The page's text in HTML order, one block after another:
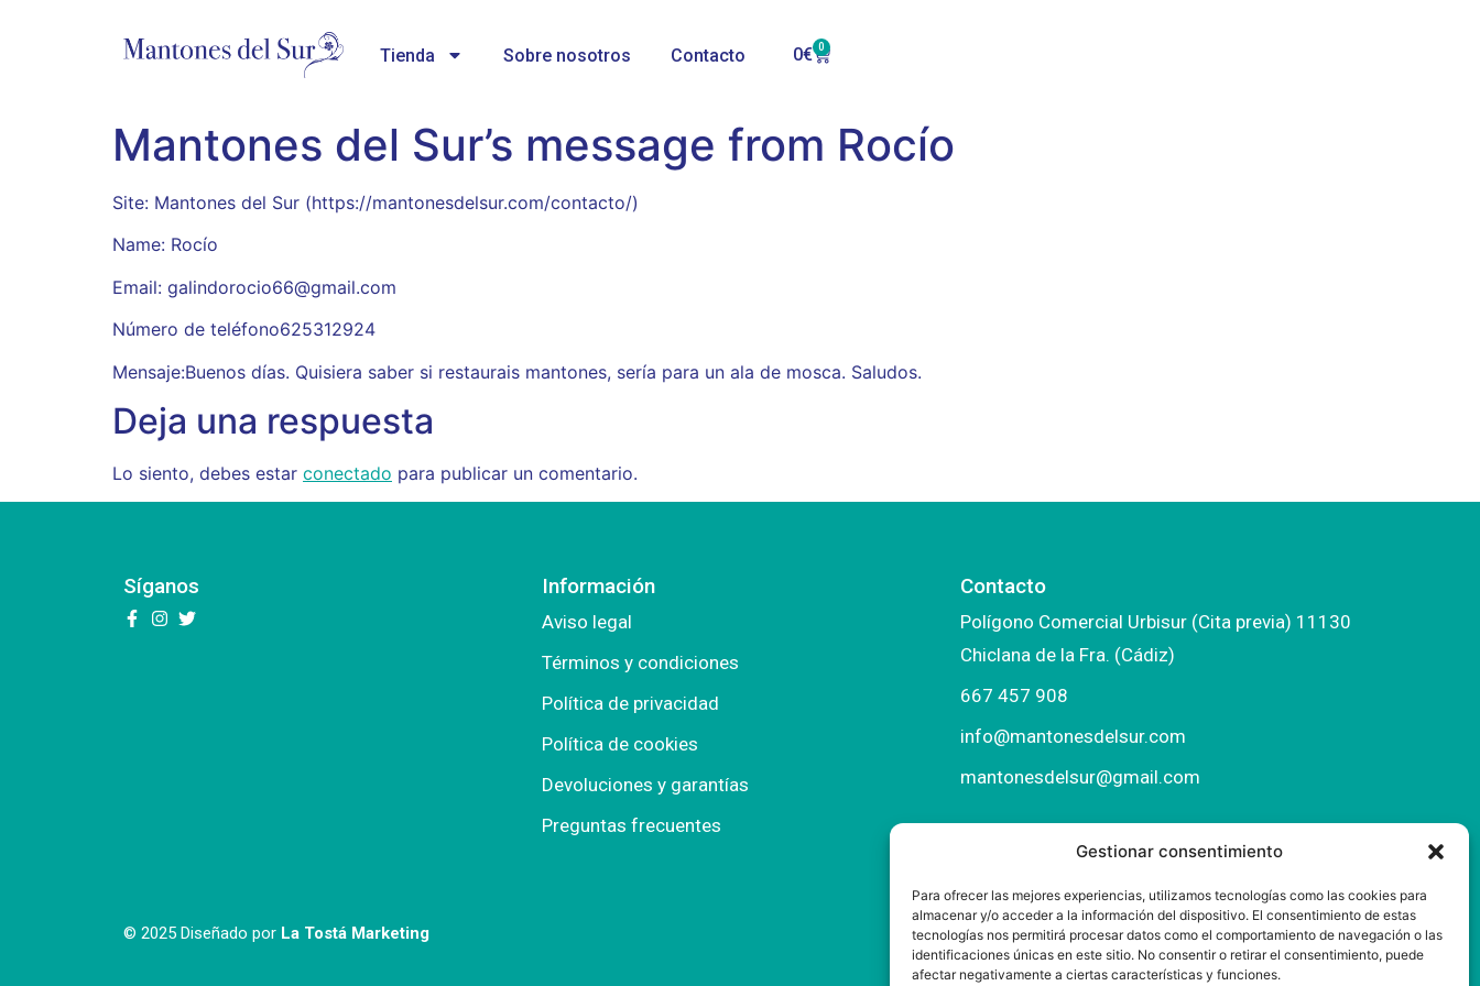
Gestionar consentimiento
Para ofrecer las mejores experiencias, utilizamos tecnologías como las cookies para
almacenar y/o acceder a la información del dispositivo. El consentimiento de estas
tecnologías nos permitirá procesar datos como el comportamiento de navegación o las
identificaciones únicas en este sitio. No consentir o retirar el consentimiento, puede
afectar negativamente a ciertas características y funciones.
Tienda Sobre nosotros Contacto 0€ 0
Mantones del Sur’s message from Rocío
Site: Mantones del Sur (https://mantonesdelsur.com/contacto/)
Name: Rocío
Email: galindorocio66@gmail.com
Número de teléfono625312924
Mensaje:Buenos días. Quisiera saber si restaurais mantones, sería para un ala de mosca. Saludos.
Deja una respuesta
Lo siento, debes estar conectado para publicar un comentario.
Síganos Información
Aviso legal
Términos y condiciones
Política de privacidad
Política de cookies
Devoluciones y garantías
Preguntas frecuentes
Contacto
Polígono Comercial Urbisur (Cita previa) 11130
Chiclana de la Fra. (Cádiz)
667 457 908
info@mantonesdelsur.com
mantonesdelsur@gmail.com
© 2025 Diseñado por La Tostá Marketing